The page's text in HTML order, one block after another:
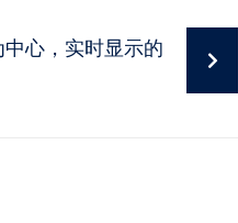
心，实时显示的